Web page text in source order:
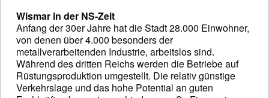
Wismar in der NS-Zeit
Anfang der 30er Jahre hat die Stadt 28.000 Einwohner,
von denen über 4.000 besonders der
metallverarbeitenden Industrie, arbeitslos sind.
Während des dritten Reichs werden die Betriebe auf
Rüstungsproduktion umgestellt. Die relativ günstige
Verkehrslage und das hohe Potential an guten